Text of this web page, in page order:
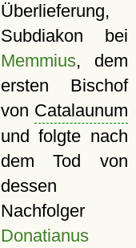
Überlieferung,
Subdiakon bei
Memmius, dem
ersten Bischof
von Catalaunum
und folgte nach
dem Tod von
dessen
Nachfolger
Donatianus